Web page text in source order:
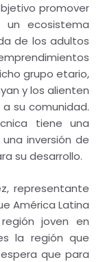
promover
ecosistema
de los adultos
grupo etario,
y los alienten
su comunidad.
tiene una
inversión de
su desarrollo.
representante
América Latina
joven en
la región que
que para